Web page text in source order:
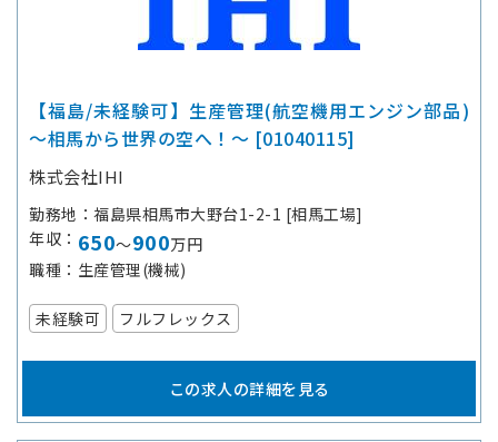
【福島/未経験可】生産管理(航空機用エンジン部品)
～相馬から世界の空へ！～ [01040115]
株式会社IHI
勤務地
福島県相馬市大野台1-2-1 [相馬工場]
年収
650～900万円
職種
生産管理(機械)
未経験可 フルフレックス
この求人の詳細を見る